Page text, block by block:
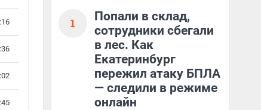
1
Попали в склад,
сотрудники сбегали
в лес. Как
Екатеринбург
пережил атаку БПЛА
— следили в режиме
онлайн